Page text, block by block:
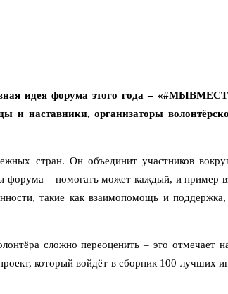
идея форума этого года –
и наставники, организаторы
стран. Он объединит участников
– помогать может каждый, и пример
такие как взаимопомощь и поддержка,
сложно переоценить – это
который войдёт в сборник 100 лучших